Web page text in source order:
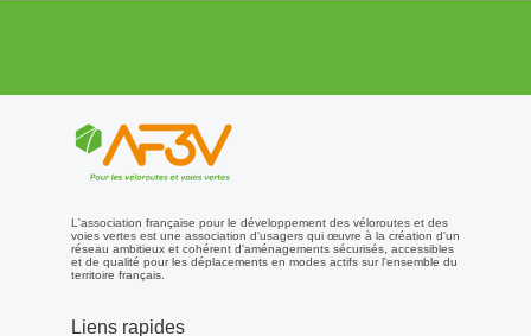
L'association française pour le développement des véloroutes et des
voies vertes est une association d'usagers qui œuvre à la création d'un
réseau ambitieux et cohérent d'aménagements sécurisés, accessibles
et de qualité pour les déplacements en modes actifs sur l'ensemble du
territoire français.
Liens rapides